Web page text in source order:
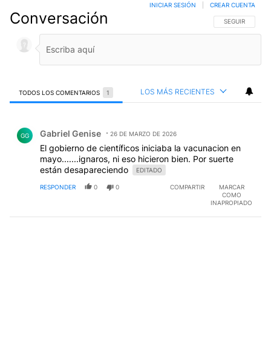
Conversación SIGA ESTA
SEGUIR
INICIAR SESIÓN CREAR CUENTA
TODOS LOS COMENTARIOS 1 LOS MÁS RECIENTES
GG Gabriel Genise 26 DE MARZO DE 2026
El gobierno de científicos iniciaba la vacunacion en
mayo.......ignaros, ni eso hicieron bien. Por suerte
están desapareciendo
EDITADO
RESPONDER 0 0 COMPARTIR
MARCAR
COMO
INAPROPIADO